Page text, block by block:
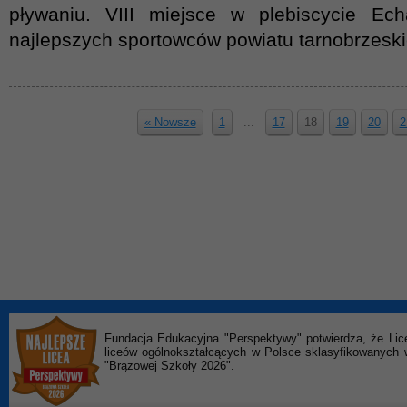
pływaniu. VIII miejsce w plebiscycie
najlepszych sportowców powiatu
« Nowsze 1 ... 17 18 19 20
Fundacja Edukacyjna "Perspektywy" potwierdza, że
liceów ogólnokształcących w Polsce
"Brązowej Szkoły 2026".